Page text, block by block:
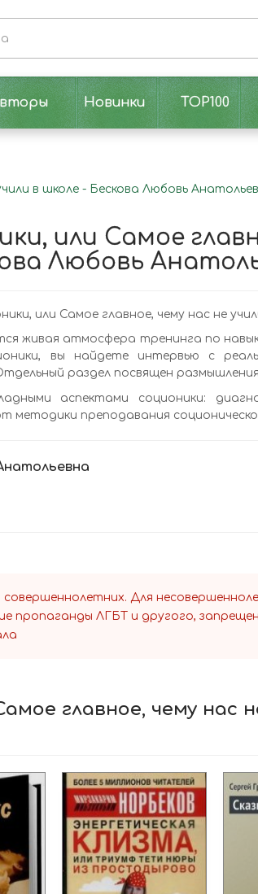
Новинки TOP100
в школе - Бескова Любовь
или Самое
Любовь
или Самое главное, чему нас не
живая атмосфера тренинга по
вы найдете интервью с
раздел посвящен
аспектами соционики:
методики преподавания
Для
пропаганды ЛГБТ и другого,
главное, чему нас